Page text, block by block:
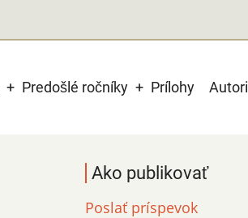
Predošlé ročníky Prílohy Autori
Ako publikovať
Poslať príspevok